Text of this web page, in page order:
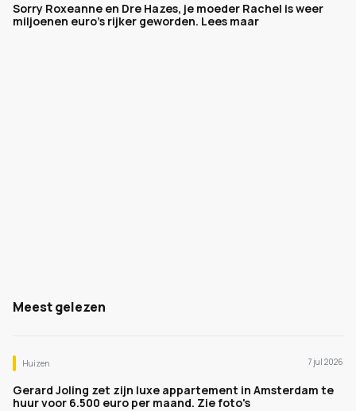
Sorry Roxeanne en Dre Hazes, je moeder Rachel is weer
miljoenen euro's rijker geworden. Lees maar
Meest gelezen
Huizen 7 jul 2026
Gerard Joling zet zijn luxe appartement in Amsterdam te
huur voor 6.500 euro per maand. Zie foto's